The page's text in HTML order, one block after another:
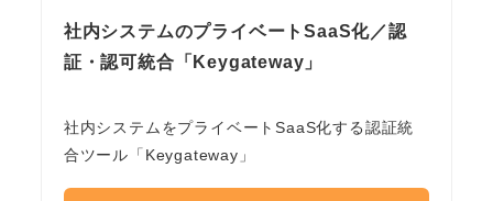
社内システムのプライベートSaaS化／認
証・認可統合「Keygateway」
社内システムをプライベートSaaS化する認証統
合ツール「Keygateway」